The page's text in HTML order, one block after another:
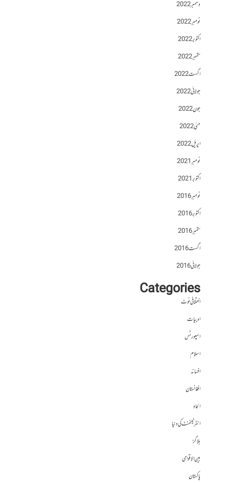
دسمبر 2022
نومبر 2022
اکتوبر 2022
ستمبر 2022
اگست 2022
جولائی 2022
جون 2022
مئی 2022
اپریل 2022
نومبر 2021
اکتوبر 2021
نومبر 2016
اکتوبر 2016
ستمبر 2016
اگست 2016
جولائی 2016
Categories
اختلافی نوٹ
ادبیات
اسپورٹس
اسلام
افسانہ
افغانستان
الحاد
انٹرٹینمنٹ کی دنیا
بلاگز
بین الاقوامی
پاکستان